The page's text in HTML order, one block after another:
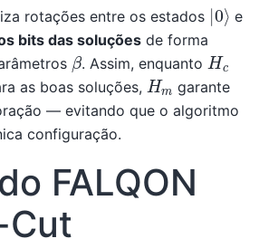
rotações entre os estados |0⟩ e
bits das soluções de forma
β. Assim, enquanto Hc
as boas soluções, Hm
garante
— evitando que o algoritmo
configuração.
FALQON
Cut